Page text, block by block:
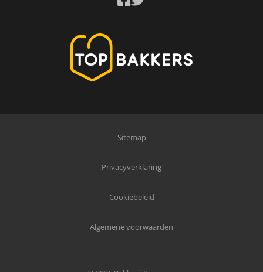
Sitemap
Privacyverklaring
Cookiebeleid
Algemene voorwaarden